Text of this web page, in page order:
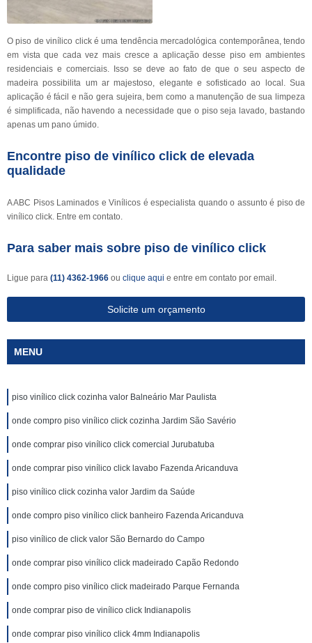
O piso de vinílico click é uma tendência mercadológica contemporânea, tendo
em vista que cada vez mais cresce a aplicação desse piso em ambientes
residenciais e comerciais. Isso se deve ao fato de que o seu aspecto de
madeira possibilita um ar majestoso, elegante e sofisticado ao local. Sua
aplicação é fácil e não gera sujeira, bem como a manutenção de sua limpeza
é simplificada, não havendo a necessidade que o piso seja lavado, bastando
apenas um pano úmido.
Encontre piso de vinílico click de elevada
qualidade
A ABC Pisos Laminados e Vinílicos é especialista quando o assunto é piso de
vinílico click. Entre em contato.
Para saber mais sobre piso de vinílico click
Ligue para (11) 4362-1966 ou clique aqui e entre em contato por email.
Solicite um orçamento
MENU
piso vinílico click cozinha valor Balneário Mar Paulista
onde compro piso vinílico click cozinha Jardim São Savério
onde comprar piso vinílico click comercial Jurubatuba
onde comprar piso vinílico click lavabo Fazenda Aricanduva
piso vinílico click cozinha valor Jardim da Saúde
onde compro piso vinílico click banheiro Fazenda Aricanduva
piso vinílico de click valor São Bernardo do Campo
onde comprar piso vinílico click madeirado Capão Redondo
onde compro piso vinílico click madeirado Parque Fernanda
onde comprar piso de vinílico click Indianapolis
onde comprar piso vinílico click 4mm Indianapolis